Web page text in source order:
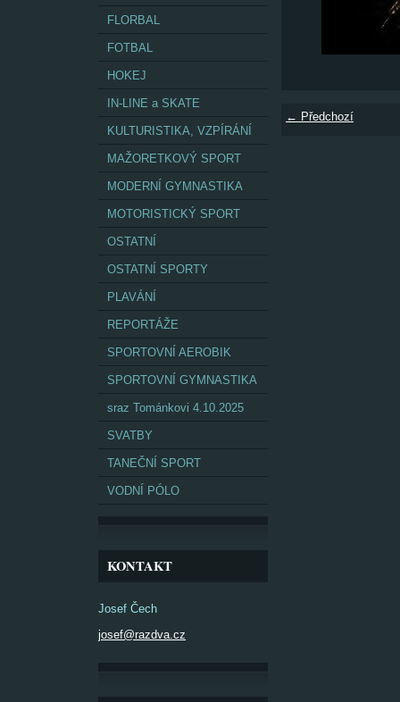
FLORBAL
FOTBAL
HOKEJ
IN-LINE a SKATE
KULTURISTIKA, VZPÍRÁNÍ
MAŽORETKOVÝ SPORT
MODERNÍ GYMNASTIKA
MOTORISTICKÝ SPORT
OSTATNÍ
OSTATNÍ SPORTY
PLAVÁNÍ
REPORTÁŽE
SPORTOVNÍ AEROBIK
SPORTOVNÍ GYMNASTIKA
sraz Tománkovi 4.10.2025
SVATBY
TANEČNÍ SPORT
VODNÍ PÓLO
KONTAKT
Josef Čech
josef@razdva.cz
← Předchozí